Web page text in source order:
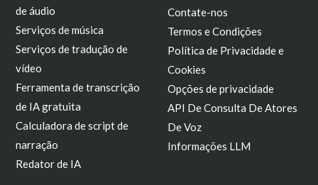
de áudio
Serviços de música
Serviços de tradução de
vídeo
Ferramenta de transcrição
de IA gratuita
Calculadora de script de
narração
Redator de IA
Contate-nos
Termos e Condições
Política de Privacidade e
Cookies
Opções de privacidade
API De Consulta De Atores
De Voz
Informações LLM